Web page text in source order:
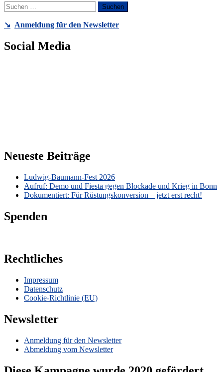
Suchen
nach:
↘️ Anmeldung für den Newsletter
Social Media
Neueste Beiträge
Ludwig-Baumann-Fest 2026
Aufruf: Demo und Fiesta gegen Blockade und Krieg in Bonn
Dokumentiert: Für Rüstungskonversion – jetzt erst recht!
Spenden
Rechtliches
Impressum
Datenschutz
Cookie-Richtlinie (EU)
Newsletter
Anmeldung für den Newsletter
Abmeldung vom Newsletter